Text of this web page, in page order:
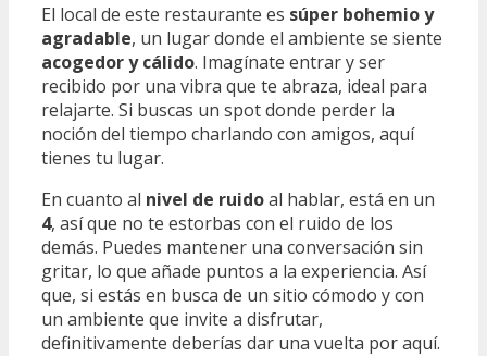
El local de este restaurante es súper bohemio y
agradable, un lugar donde el ambiente se siente
acogedor y cálido. Imagínate entrar y ser
recibido por una vibra que te abraza, ideal para
relajarte. Si buscas un spot donde perder la
noción del tiempo charlando con amigos, aquí
tienes tu lugar.
En cuanto al nivel de ruidoal hablar, está en un
4, así que no te estorbas con el ruido de los
demás. Puedes mantener una conversación sin
gritar, lo que añade puntos a la experiencia. Así
que, si estás en busca de un sitio cómodo y con
un ambiente que invite a disfrutar,
definitivamente deberías dar una vuelta por aquí.